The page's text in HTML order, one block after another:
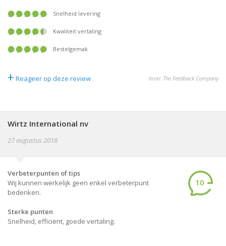
Snelheid levering
Kwaliteit vertaling
Bestelgemak
+ Reageer op deze review bron: The Feedback Company
Wirtz International nv
27 augustus 2018
Verbeterpunten of tips
Wij kunnen werkelijk geen enkel verbeterpunt
bedenken.
Sterke punten
Snelheid, efficiënt, goede vertaling.
10